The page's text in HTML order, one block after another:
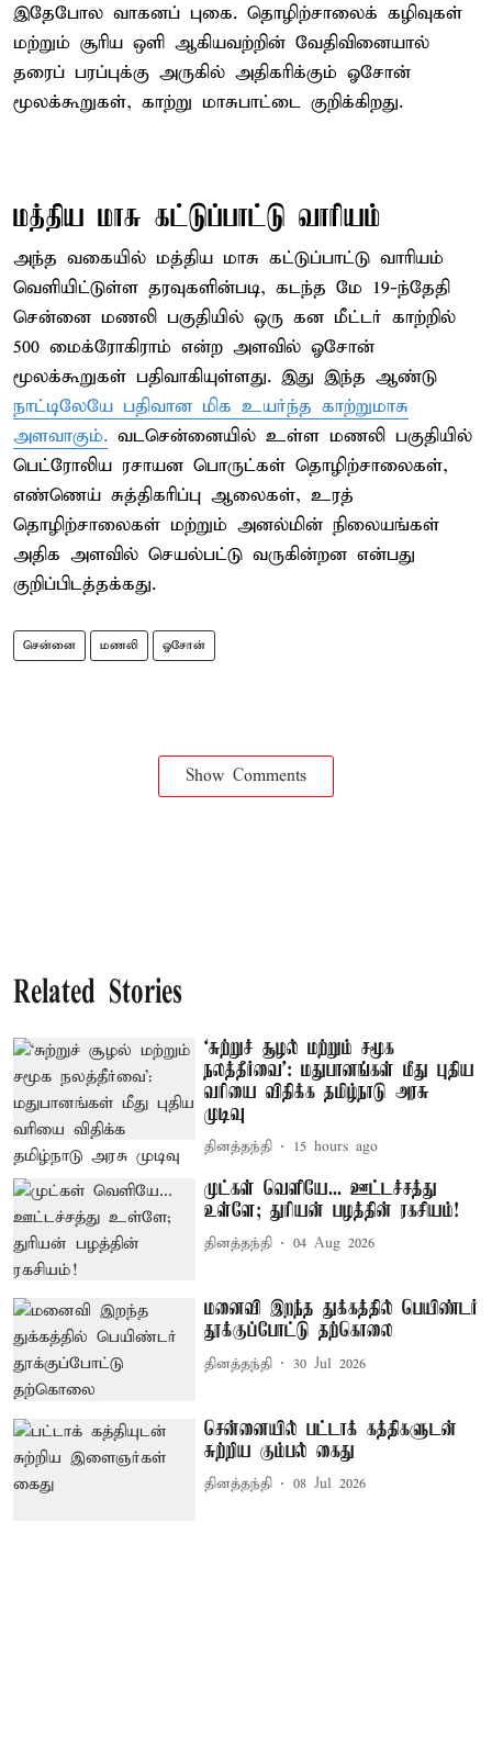
இதேபோல வாகனப் புகை. தொழிற்சாலைக் கழிவுகள்
மற்றும் சூரிய ஒளி ஆகியவற்றின் வேதிவினையால்
தரைப் பரப்புக்கு அருகில் அதிகரிக்கும் ஓசோன்
மூலக்கூறுகள், காற்று மாசுபாட்டை குறிக்கிறது.
மத்திய மாசு கட்டுப்பாட்டு வாரியம்
அந்த வகையில் மத்திய மாசு கட்டுப்பாட்டு வாரியம்
வெளியிட்டுள்ள தரவுகளின்படி, கடந்த மே 19-ந்தேதி
சென்னை மணலி பகுதியில் ஒரு கன மீட்டர் காற்றில்
500 மைக்ரோகிராம் என்ற அளவில் ஓசோன்
மூலக்கூறுகள் பதிவாகியுள்ளது. இது இந்த ஆண்டு
நாட்டிலேயே பதிவான மிக உயர்ந்த காற்றுமாசு
அளவாகும். வடசென்னையில் உள்ள மணலி பகுதியில்
பெட்ரோலிய ரசாயன பொருட்கள் தொழிற்சாலைகள்,
எண்ணெய் சுத்திகரிப்பு ஆலைகள், உரத்
தொழிற்சாலைகள் மற்றும் அனல்மின் நிலையங்கள்
அதிக அளவில் செயல்பட்டு வருகின்றன என்பது
குறிப்பிடத்தக்கது.
சென்னை மணலி ஓசோன்
Show Comments
Related Stories
‘சுற்றுச் சூழல் மற்றும் சமூக
நலத்தீர்வை’: மதுபானங்கள் மீது புதிய
வரியை விதிக்க தமிழ்நாடு அரசு
முடிவு
தினத்தந்தி 15 hours ago
முட்கள் வெளியே... ஊட்டச்சத்து
உள்ளே; துரியன் பழத்தின் ரகசியம்!
தினத்தந்தி 04 Aug 2026
மனைவி இறந்த துக்கத்தில் பெயிண்டர்
தூக்குப்போட்டு தற்கொலை
தினத்தந்தி 30 Jul 2026
சென்னையில் பட்டாக் கத்திகளுடன்
சுற்றிய கும்பல் கைது
தினத்தந்தி 08 Jul 2026